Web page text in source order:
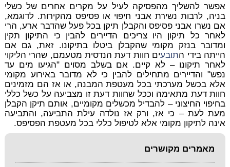
אפשר להשליך מהפסיקה לעיל על מקרים אחרים של כשלי
בניה, לרבות נשירת אבני חיפוי או פסיפס מהקירות. לדוגמא,
אם נשרו אבני פסיפס והקבלן תיקן בכל פעל שהדבר ארע, הרי
לאחר כל תיקון היו צריכים הדיירים להבין כי התיקון תקין
ומדובר בנזק מקומי שהקבלן ביטלו בתיקונו. זאת, גם אם
הייתה בידי התובעים חוות דעת הנדסית מטעמם, שהרי הליקוי
לאחר תיקונו – לא קיים. אם בשלב מסוים "הגיעו מים עד
נפש" והדיירים מתחילים להבין כי לא מדובר באירוע מקומי
אלא בכשל מערכתי בכל מעטפת המבנה, או אז הם מזמינים
חוות דעת מתאימה וככל שחוות דעת זו מצביעה על כשל כללי
בחיפוי החיצוני – להבדיל מכשלים מקומיים, אותם תיקן הקבלן
מעת לעת – כי אז, ורק אז נולדה עילת התביעה, והתביעה
אינה לתיקון מקומי אלא לטיפול כללי בכל מעטפת הפסיפס.
מאמרים מקושרים